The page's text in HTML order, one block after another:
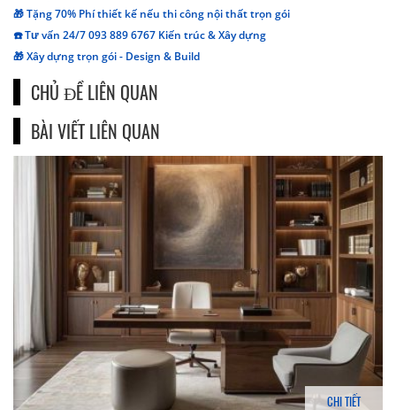
🎁 Tặng 70% Phí thiết kế nếu thi công nội thất trọn gói
☎️ Tư vấn 24/7 093 889 6767 Kiến trúc & Xây dựng
🎁 Xây dựng trọn gói - Design & Build
CHỦ ĐỀ LIÊN QUAN
BÀI VIẾT LIÊN QUAN
CHI TIẾT